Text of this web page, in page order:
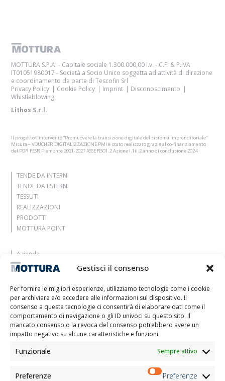
Gestisci il consenso
Per fornire le migliori esperienze, utilizziamo tecnologie come i cookie
per archiviare e/o accedere alle informazioni sul dispositivo. Il
consenso a queste tecnologie ci consentirà di elaborare dati come il
comportamento di navigazione o gli ID univoci su questo sito. Il
mancato consenso o la revoca del consenso potrebbero avere un
impatto negativo su alcune caratteristiche e funzioni.
Funzionale Sempre attivo
Preferenze Preferenze
MOTTURA S.P.A. - Capitale sociale 1.300.000,00 i.v. - C.F. & P.IVA
IT01051980017 - Società a Socio Unico soggetta ad attività di direzione
e coordinamento da parte di Tescofin Srl
Privacy Policy
Cookie Policy Imprint
Disconoscimento
Whistleblowing
Lithos S.r.l.
Il progetto/l’intervento “Promuovere la transizione digitale del sistema imprenditoriale”
Misura – VOUCHER DIGITALIZZAZIONE PMI è stato realizzato grazie al co-finanziamento
del POR FESR Piemonte 2021-2027 ASSE RSO1.2 Azione I.1ii.2 anno di conclusione 2024
TENDE DA INTERNI
TENDE DA ESTERNI
TESSUTI
REALIZZAZIONI
PRODOTTI
MOTTURA POINT
Azienda
Lasciati ispirare
Contatti
Lavora con noi
Area Riservata
Certificazioni
M2Net
Child Safety
Informativa Clienti
Informativa Candidati